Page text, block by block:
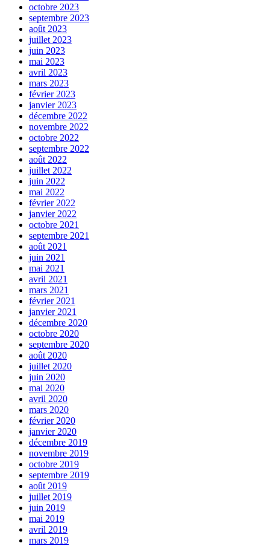
octobre 2023
septembre 2023
août 2023
juillet 2023
juin 2023
mai 2023
avril 2023
mars 2023
février 2023
janvier 2023
décembre 2022
novembre 2022
octobre 2022
septembre 2022
août 2022
juillet 2022
juin 2022
mai 2022
février 2022
janvier 2022
octobre 2021
septembre 2021
août 2021
juin 2021
mai 2021
avril 2021
mars 2021
février 2021
janvier 2021
décembre 2020
octobre 2020
septembre 2020
août 2020
juillet 2020
juin 2020
mai 2020
avril 2020
mars 2020
février 2020
janvier 2020
décembre 2019
novembre 2019
octobre 2019
septembre 2019
août 2019
juillet 2019
juin 2019
mai 2019
avril 2019
mars 2019